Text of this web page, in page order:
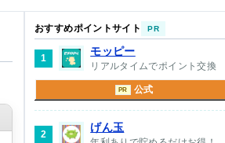
おすすめポイントサイト PR
1
モッピー
リアルタイムでポイント交換
PR 公式
2
げん玉